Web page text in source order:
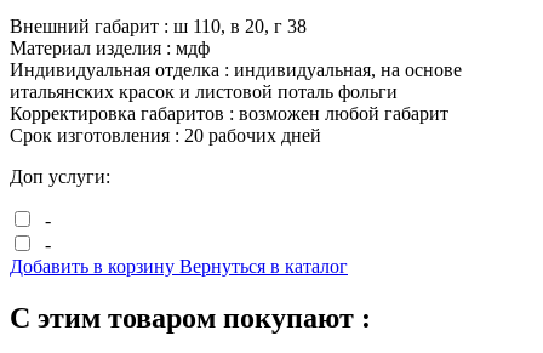
Внешний габарит : ш 110, в 20, г 38
Материал изделия : мдф
Индивидуальная отделка : индивидуальная, на основе
итальянских красок и листовой поталь фольги
Корректировка габаритов : возможен любой габарит
Срок изготовления : 20 рабочих дней
Доп услуги:
-
-
Добавить в корзину Вернуться в каталог
С этим товаром покупают :